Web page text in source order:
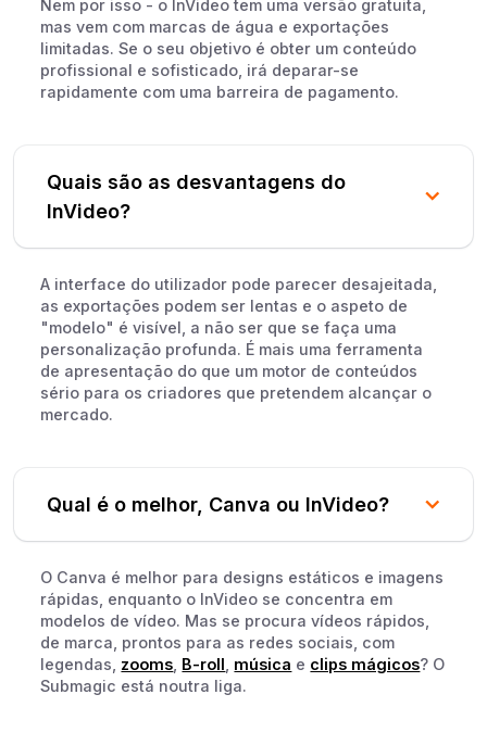
Nem por isso - o InVideo tem uma versão gratuita,
mas vem com marcas de água e exportações
limitadas. Se o seu objetivo é obter um conteúdo
profissional e sofisticado, irá deparar-se
rapidamente com uma barreira de pagamento.
Quais são as desvantagens do
InVideo?
A interface do utilizador pode parecer desajeitada,
as exportações podem ser lentas e o aspeto de
"modelo" é visível, a não ser que se faça uma
personalização profunda. É mais uma ferramenta
de apresentação do que um motor de conteúdos
sério para os criadores que pretendem alcançar o
mercado.
Qual é o melhor, Canva ou InVideo?
O Canva é melhor para designs estáticos e imagens
rápidas, enquanto o InVideo se concentra em
modelos de vídeo. Mas se procura vídeos rápidos,
de marca, prontos para as redes sociais, com
legendas, zooms B-roll música e clips mágicos? O
Submagic está noutra liga.